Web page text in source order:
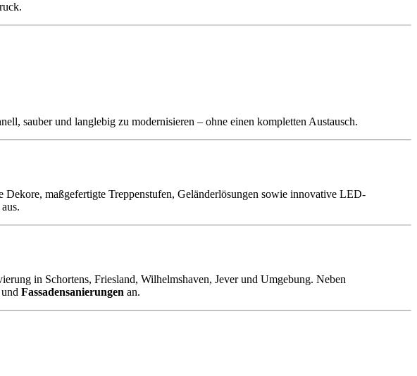
sauber und langlebig zu modernisieren – ohne einen kompletten Austausch.
maßgefertigte Treppenstufen, Geländerlösungen sowie innovative LED-
in Schortens, Friesland, Wilhelmshaven, Jever und Umgebung. Neben
und Fassadensanierungen an.